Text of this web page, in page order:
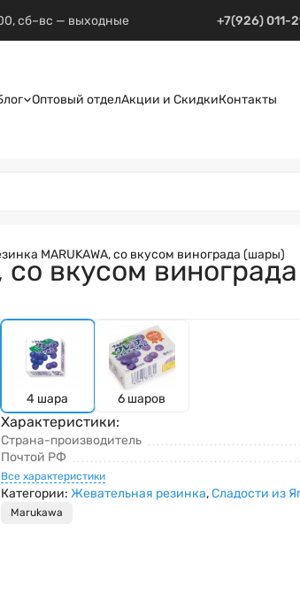
сб–вс — выходные +7(926) 011-
Оптовый отделАкции и СкидкиКонтакты
MARUKAWA, со вкусом винограда (шары)
со вкусом
4 шара 6 шаров
Характеристики:
Страна-производитель
Почтой РФ
Все характеристики
Категории: Жевательная резинка,Сладости из
Marukawa